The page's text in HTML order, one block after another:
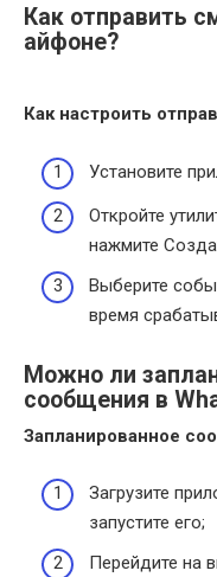
Как отправить
айфоне?
Как настроить
Установите
Откройте
нажмите
Выберите
время
Можно ли
сообщения в
Запланированное
Загрузите
запустите его;
Перейдите на